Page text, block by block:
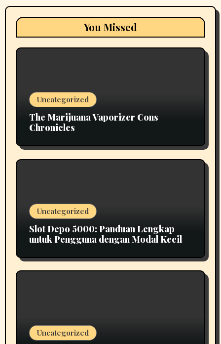
You Missed
Uncategorized
The Marijuana Vaporizer Cons
Chronicles
Uncategorized
Slot Depo 5000: Panduan Lengkap
untuk Pengguna dengan Modal Kecil
Uncategorized